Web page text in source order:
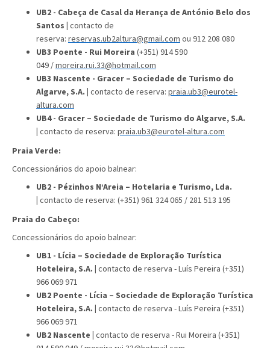
UB2 - Cabeça de Casal da Herança de António Belo dos
Santos | contacto de
reserva: reservas.ub2altura@gmail.com ou 912 208 080
UB3 Poente - Rui Moreira (+351) 914 590
049 /moreira.rui.33@hotmail.com
UB3 Nascente - Gracer – Sociedade de Turismo do
Algarve, S.A. | contacto de reserva: praia.ub3@eurotel-
altura.com
UB4 - Gracer – Sociedade de Turismo do Algarve, S.A.
| contacto de reserva: praia.ub3@eurotel-altura.com
Praia Verde:
Concessionários do apoio balnear:
UB2 - Pézinhos N’Areia – Hotelaria e Turismo, Lda.
| contacto de reserva: (+351) 961 324 065 / 281 513 195
Praia do Cabeço:
Concessionários do apoio balnear:
UB1 - Lícia – Sociedade de Exploração Turística
Hoteleira, S.A. | contacto de reserva - Luís Pereira (+351)
966 069 971
UB2 Poente - Lícia – Sociedade de Exploração Turística
Hoteleira, S.A. | contacto de reserva - Luís Pereira (+351)
966 069 971
UB2 Nascente | contacto de reserva -Rui Moreira (+351)